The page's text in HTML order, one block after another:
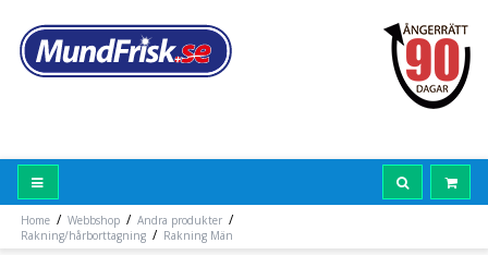
Home / Webbshop / Andra produkter /
Rakning/hårborttagning / Rakning Män